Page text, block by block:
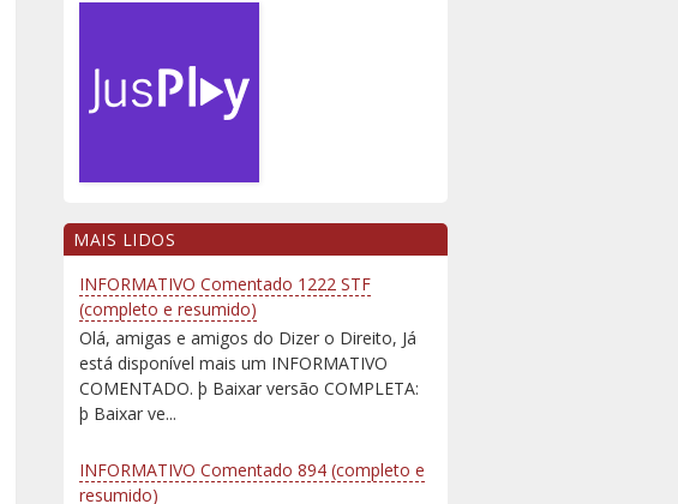
MAIS LIDOS
INFORMATIVO Comentado 1222 STF
(completo e resumido)
Olá, amigas e amigos do Dizer o Direito, Já
está disponível mais um INFORMATIVO
COMENTADO. þ Baixar versão COMPLETA:
þ Baixar ve...
INFORMATIVO Comentado 894 (completo e
resumido)